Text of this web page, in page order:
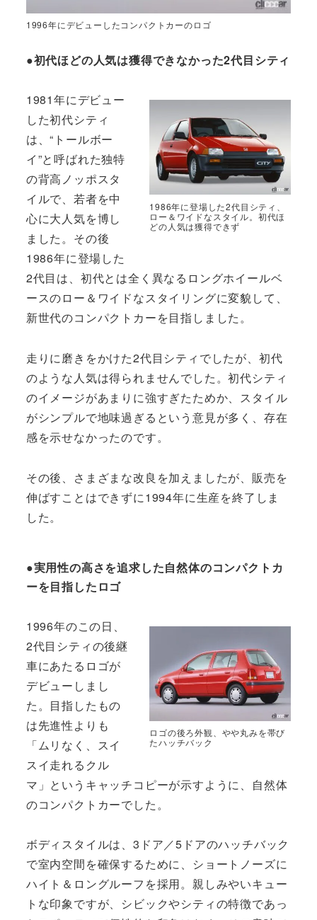
1996年にデビューしたコンパクトカーのロゴ
●初代ほどの人気は獲得できなかった2代目シティ
1986年に登場した2代目シティ、
ロー＆ワイドなスタイル。初代ほ
どの人気は獲得できず
1981年にデビュー
した初代シティ
は、“トールボー
イ”と呼ばれた独特
の背高ノッポスタ
イルで、若者を中
心に大人気を博し
ました。その後
1986年に登場した
2代目は、初代とは全く異なるロングホイールベ
ースのロー＆ワイドなスタイリングに変貌して、
新世代のコンパクトカーを目指しました。
走りに磨きをかけた2代目シティでしたが、初代
のような人気は得られませんでした。初代シティ
のイメージがあまりに強すぎたためか、スタイル
がシンプルで地味過ぎるという意見が多く、存在
感を示せなかったのです。
その後、さまざまな改良を加えましたが、販売を
伸ばすことはできずに1994年に生産を終了しま
した。
●実用性の高さを追求した自然体のコンパクトカ
ーを目指したロゴ
ロゴの後ろ外観、やや丸みを帯び
たハッチバック
1996年のこの日、
2代目シティの後継
車にあたるロゴが
デビューしまし
た。目指したもの
は先進性よりも
「ムリなく、スイ
スイ走れるクル
マ」というキャッチコピーが示すように、自然体
のコンパクトカーでした。
ボディスタイルは、3ドア／5ドアのハッチバック
で室内空間を確保するために、ショートノーズに
ハイト＆ロングルーフを採用。親しみやいキュー
トな印象ですが、シビックやシティの特徴であっ